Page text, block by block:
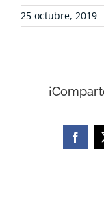
25 octubre, 2019